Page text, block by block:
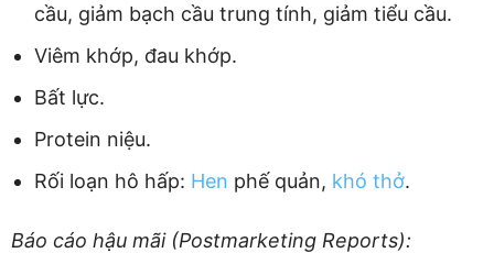
cầu, giảm bạch cầu trung tính, giảm tiểu cầu.
Viêm khớp, đau khớp.
Bất lực.
Protein niệu.
Rối loạn hô hấp: Hen phế quản, khó thở.
Báo cáo hậu mãi (Postmarketing Reports):